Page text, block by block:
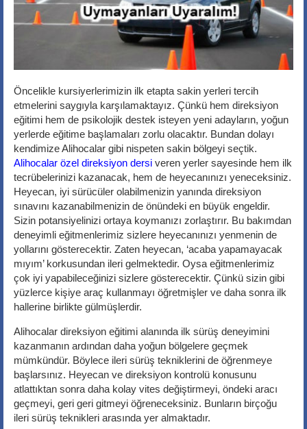
Öncelikle kursiyerlerimizin ilk etapta sakin yerleri tercih
etmelerini saygıyla karşılamaktayız. Çünkü hem direksiyon
eğitimi hem de psikolojik destek isteyen yeni adayların, yoğun
yerlerde eğitime başlamaları zorlu olacaktır. Bundan dolayı
kendimize Alihocalar gibi nispeten sakin bölgeyi seçtik.
Alihocalar özel direksiyon dersi veren yerler sayesinde hem ilk
tecrübelerinizi kazanacak, hem de heyecanınızı yeneceksiniz.
Heyecan, iyi sürücüler olabilmenizin yanında direksiyon
sınavını kazanabilmenizin de önündeki en büyük engeldir.
Sizin potansiyelinizi ortaya koymanızı zorlaştırır. Bu bakımdan
deneyimli eğitmenlerimiz sizlere heyecanınızı yenmenin de
yollarını gösterecektir. Zaten heyecan, ‘acaba yapamayacak
mıyım’ korkusundan ileri gelmektedir. Oysa eğitmenlerimiz
çok iyi yapabileceğinizi sizlere gösterecektir. Çünkü sizin gibi
yüzlerce kişiye araç kullanmayı öğretmişler ve daha sonra ilk
hallerine birlikte gülmüşlerdir.
Alihocalar direksiyon eğitimi alanında ilk sürüş deneyimini
kazanmanın ardından daha yoğun bölgelere geçmek
mümkündür. Böylece ileri sürüş tekniklerini de öğrenmeye
başlarsınız. Heyecan ve direksiyon kontrolü konusunu
atlattıktan sonra daha kolay vites değiştirmeyi, öndeki aracı
geçmeyi, geri geri gitmeyi öğreneceksiniz. Bunların birçoğu
ileri sürüş teknikleri arasında yer almaktadır.